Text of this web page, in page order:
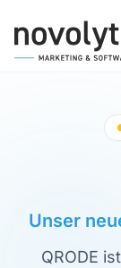
Unser
QRODE